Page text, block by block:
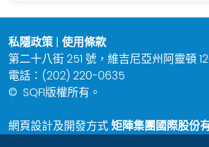
私隱政策| 使用條款
第二十八街 251 號，維吉尼亞州阿靈頓
電話：(202) 220-0635
© SQFI版權所有。
網頁設計及開發方式矩陣集團國際股份